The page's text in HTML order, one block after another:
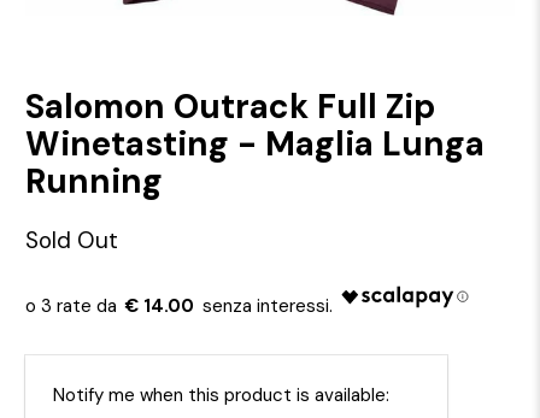
Salomon Outrack Full Zip
Winetasting - Maglia Lunga
Running
Sold Out
€ 14.00
Email
Notify me when this product is available: